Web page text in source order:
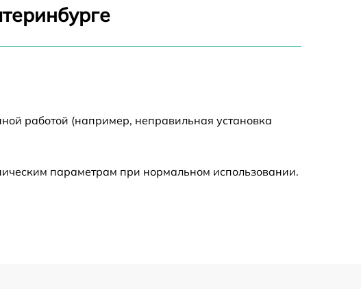
работой (например, неправильная установка
параметрам при нормальном использовании.